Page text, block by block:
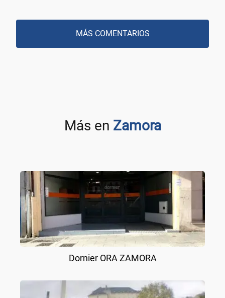
MÁS COMENTARIOS
Más en Zamora
Dornier ORA ZAMORA